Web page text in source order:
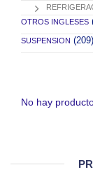
OTROS INGLESES
SUSPENSION (209)
No hay